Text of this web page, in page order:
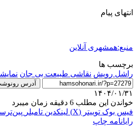
انتهای پیام
منبع:همشهری آنلاین
برچسب ها
راشل رویش نقاشی طبیعت بی جان
آدرس
۱۴۰۴/۰۱/۳۱
خواندن این مطلب 6 دقیقه زمان میبرد
فیس بوک توییتر (X) لینکدین ‫تامبلر
رایانامه چاپ